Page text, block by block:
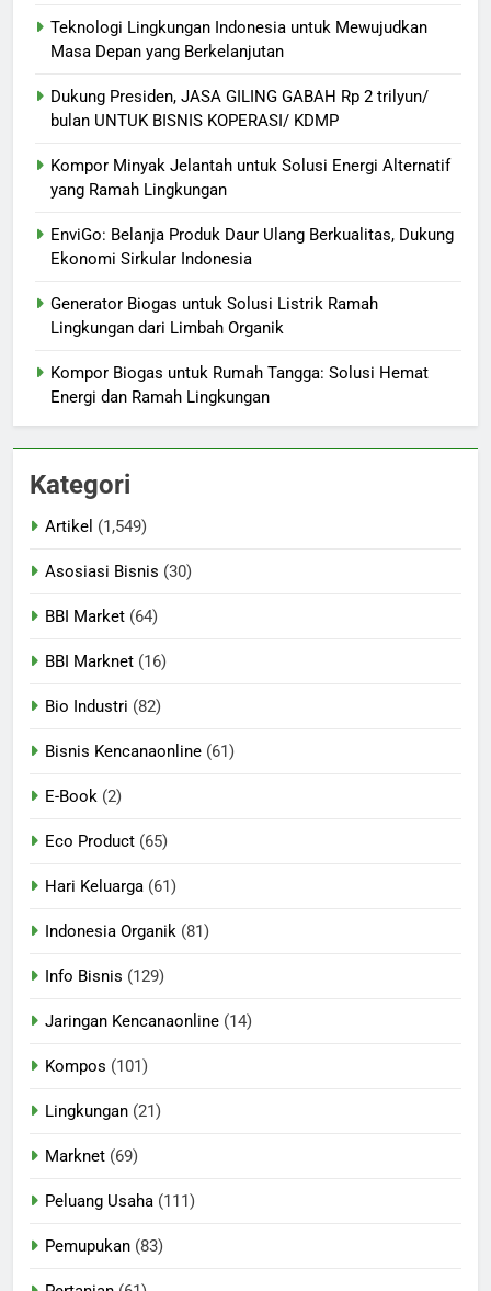
Teknologi Lingkungan Indonesia untuk Mewujudkan
Masa Depan yang Berkelanjutan
Dukung Presiden, JASA GILING GABAH Rp 2 trilyun/
bulan UNTUK BISNIS KOPERASI/ KDMP
Kompor Minyak Jelantah untuk Solusi Energi Alternatif
yang Ramah Lingkungan
EnviGo: Belanja Produk Daur Ulang Berkualitas, Dukung
Ekonomi Sirkular Indonesia
Generator Biogas untuk Solusi Listrik Ramah
Lingkungan dari Limbah Organik
Kompor Biogas untuk Rumah Tangga: Solusi Hemat
Energi dan Ramah Lingkungan
Kategori
Artikel (1,549)
Asosiasi Bisnis (30)
BBI Market (64)
BBI Marknet (16)
Bio Industri (82)
Bisnis Kencanaonline (61)
E-Book (2)
Eco Product (65)
Hari Keluarga (61)
Indonesia Organik (81)
Info Bisnis (129)
Jaringan Kencanaonline (14)
Kompos (101)
Lingkungan (21)
Marknet (69)
Peluang Usaha (111)
Pemupukan (83)